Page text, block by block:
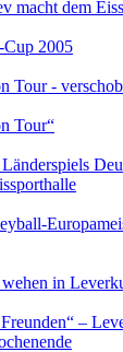
macht dem
Cup 2005
Tour -
Tour“
in
–